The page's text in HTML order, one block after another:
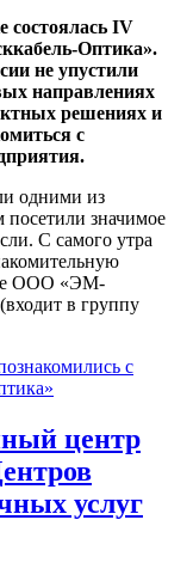
состоялась IV
Оптика».
не упустили
направлениях
решениях и
с
одними из
посетили значимое
С самого утра
ООО «ЭМ-
в группу
с
центр
услуг